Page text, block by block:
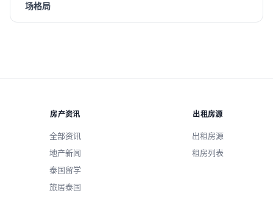
场格局
房产资讯
全部资讯
地产新闻
泰国留学
旅居泰国
出租房源
出租房源
租房列表